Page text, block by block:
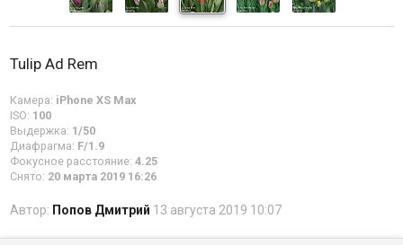
Tulip Ad Rem
Камера: iPhone XS Max
ISO: 100
Выдержка: 1/50
Диафрагма: F/1.9
Фокусное расстояние: 4.25
Снято: 20 марта 2019 16:26
Автор: Попов Дмитрий 13 августа 2019 10:07